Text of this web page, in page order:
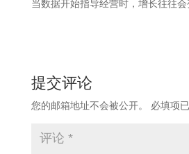
当数据开始指导经营时，增长往往会
提交评论
您的邮箱地址不会被公开。 必填项